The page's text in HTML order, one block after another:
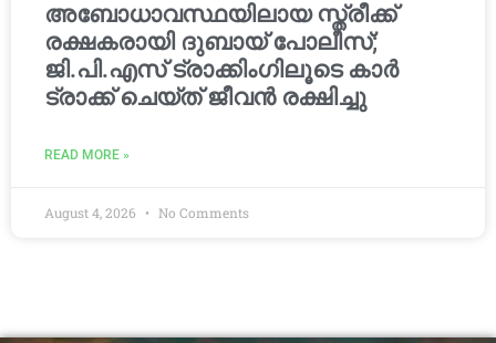
അബോധാവസ്ഥയിലായ സ്ത്രീക്ക്
രക്ഷകരായി ദുബായ് പോലീസ്;
ജി.പി.എസ് ട്രാക്കിംഗിലൂടെ കാർ
ട്രാക്ക് ചെയ്ത് ജീവൻ രക്ഷിച്ചു
READ MORE »
August 4, 2026 No Comments